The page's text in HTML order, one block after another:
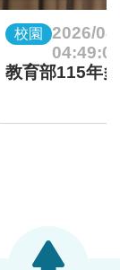
校園
2026/